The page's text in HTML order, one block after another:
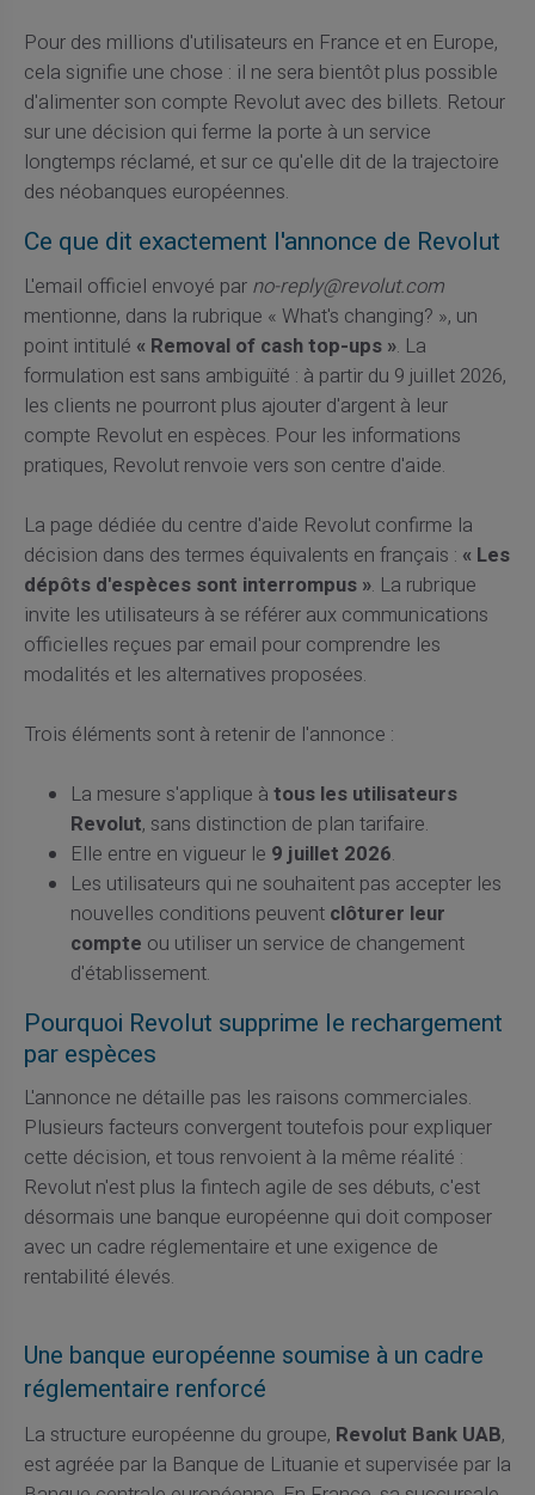
Pour des millions d'utilisateurs en France et en Europe,
cela signifie une chose : il ne sera bientôt plus possible
d'alimenter son compte Revolut avec des billets. Retour
sur une décision qui ferme la porte à un service
longtemps réclamé, et sur ce qu'elle dit de la trajectoire
des néobanques européennes.
Ce que dit exactement l'annonce de Revolut
L'email officiel envoyé par no-reply@revolut.com
mentionne, dans la rubrique « What's changing? », un
point intitulé « Removal of cash top-ups ». La
formulation est sans ambiguïté : à partir du 9 juillet 2026,
les clients ne pourront plus ajouter d'argent à leur
compte Revolut en espèces. Pour les informations
pratiques, Revolut renvoie vers son centre d'aide.
La page dédiée du centre d'aide Revolut confirme la
décision dans des termes équivalents en français : « Les
dépôts d'espèces sont interrompus ». La rubrique
invite les utilisateurs à se référer aux communications
officielles reçues par email pour comprendre les
modalités et les alternatives proposées.
Trois éléments sont à retenir de l'annonce :
La mesure s'applique à tous les utilisateurs
Revolut, sans distinction de plan tarifaire.
Elle entre en vigueur le 9 juillet 2026.
Les utilisateurs qui ne souhaitent pas accepter les
nouvelles conditions peuvent clôturer leur
compte ou utiliser un service de changement
d'établissement.
Pourquoi Revolut supprime le rechargement
par espèces
L'annonce ne détaille pas les raisons commerciales.
Plusieurs facteurs convergent toutefois pour expliquer
cette décision, et tous renvoient à la même réalité :
Revolut n'est plus la fintech agile de ses débuts, c'est
désormais une banque européenne qui doit composer
avec un cadre réglementaire et une exigence de
rentabilité élevés.
Une banque européenne soumise à un cadre
réglementaire renforcé
La structure européenne du groupe, Revolut Bank UAB,
est agréée par la Banque de Lituanie et supervisée par la